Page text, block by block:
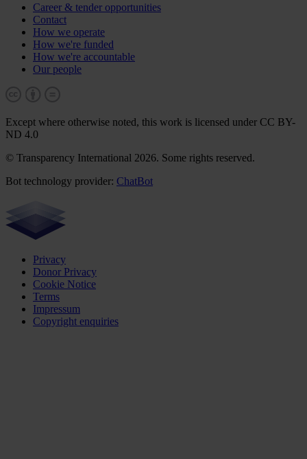
Career & tender opportunities
Contact
How we operate
How we're funded
How we're accountable
Our people
Except where otherwise noted, this work is licensed under CC BY-
ND 4.0
© Transparency International 2026. Some rights reserved.
Bot technology provider: ChatBot
Privacy
Donor Privacy
Cookie Notice
Terms
Impressum
Copyright enquiries